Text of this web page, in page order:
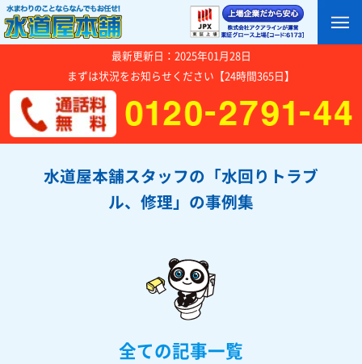
最新更新日：2025年01月28日
まずは状況をお知らせください【24時間365日】
水道屋本舗スタッフの「水回りトラブ
ル、修理」の事例集
全ての記事一覧